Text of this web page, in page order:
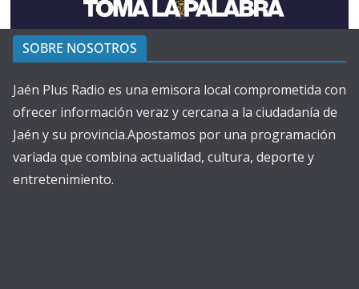
SOBRE NOSOTROS
Jaén Plus Radio es una emisora local comprometida con
ofrecer información veraz y cercana a la ciudadanía de
Jaén y su provincia.Apostamos por una programación
variada que combina actualidad, cultura, deporte y
entretenimiento.